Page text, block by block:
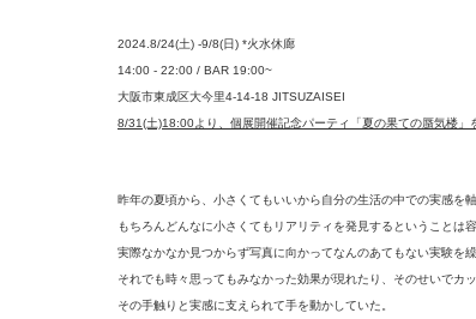
2024.8/24(土) -9/8(日) *火水休廊
14:00 - 22:00 / BAR 19:00~
大阪市東成区大今里4-14-18 JITSUZAISEI
8/31(土)18:00より、個展開催記念パーティ「夏の果ての蜃気楼
昨年の夏頃から、小さくてもいいから自分の生活の中での実感を
もちろんどんなに小さくてもリアリティを発見するということは
実際なかなか見つからず写真に向かってなんのあてもない実験を繰
それでも時々思ってもみなかった効果が現れたり、そのせいでカ
その手触りと実感に支えられて手を動かしていた。